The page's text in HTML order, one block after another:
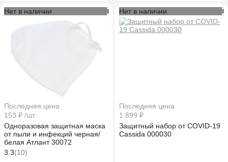
Нет в наличии
Последняя цена
153 ₽ /шт
Одноразовая защитная маска
от пыли и инфекций черная/
белая Атлант 30072
3.3(10)
Нет в наличии
Последняя цена
1 899 ₽
Защитный набор от COVID-19
Cassida 000030